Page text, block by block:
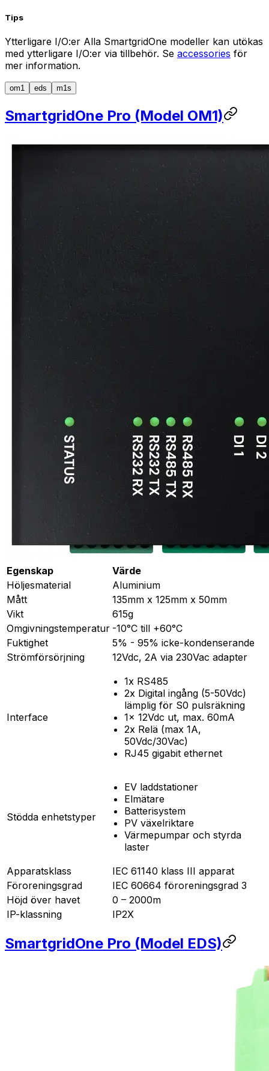
Tips
Ytterligare I/O:er Alla SmartgridOne modeller kan utökas
med ytterligare I/O:er via tillbehör. Se accessories för
mer information.
om1 eds m1s
SmartgridOne Pro (Model OM1)
Egenskap
Värde
Höljesmaterial
Aluminium
Mått
135mm x 125mm x 50mm
Vikt
615g
Omgivningstemperatur -10°C till +60°C
Fuktighet
5% - 95% icke-kondenserande
Strömförsörjning
12Vdc, 2A via 230Vac adapter
Interface
1x RS485
2x Digital ingång (5-50Vdc)
lämplig för S0 pulsräkning
1x 12Vdc ut, max. 60mA
2x Relä (max 1A,
50Vdc/30Vac)
RJ45 gigabit ethernet
Stödda enhetstyper
EV laddstationer
Elmätare
Batterisystem
PV växelriktare
Värmepumpar och styrda
laster
Apparatsklass
IEC 61140 klass III apparat
Föroreningsgrad
IEC 60664 föroreningsgrad 3
Höjd över havet
0 – 2000m
IP-klassning
IP2X
SmartgridOne Pro (Model EDS)